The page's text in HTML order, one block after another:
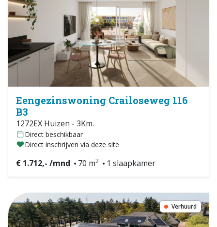
Eengezinswoning Crailoseweg 116
B3
1272EX Huizen - 3Km.
Direct beschikbaar
Direct inschrijven via deze site
€ 1.712,- /mnd 70 m2 1 slaapkamer
Verhuurd